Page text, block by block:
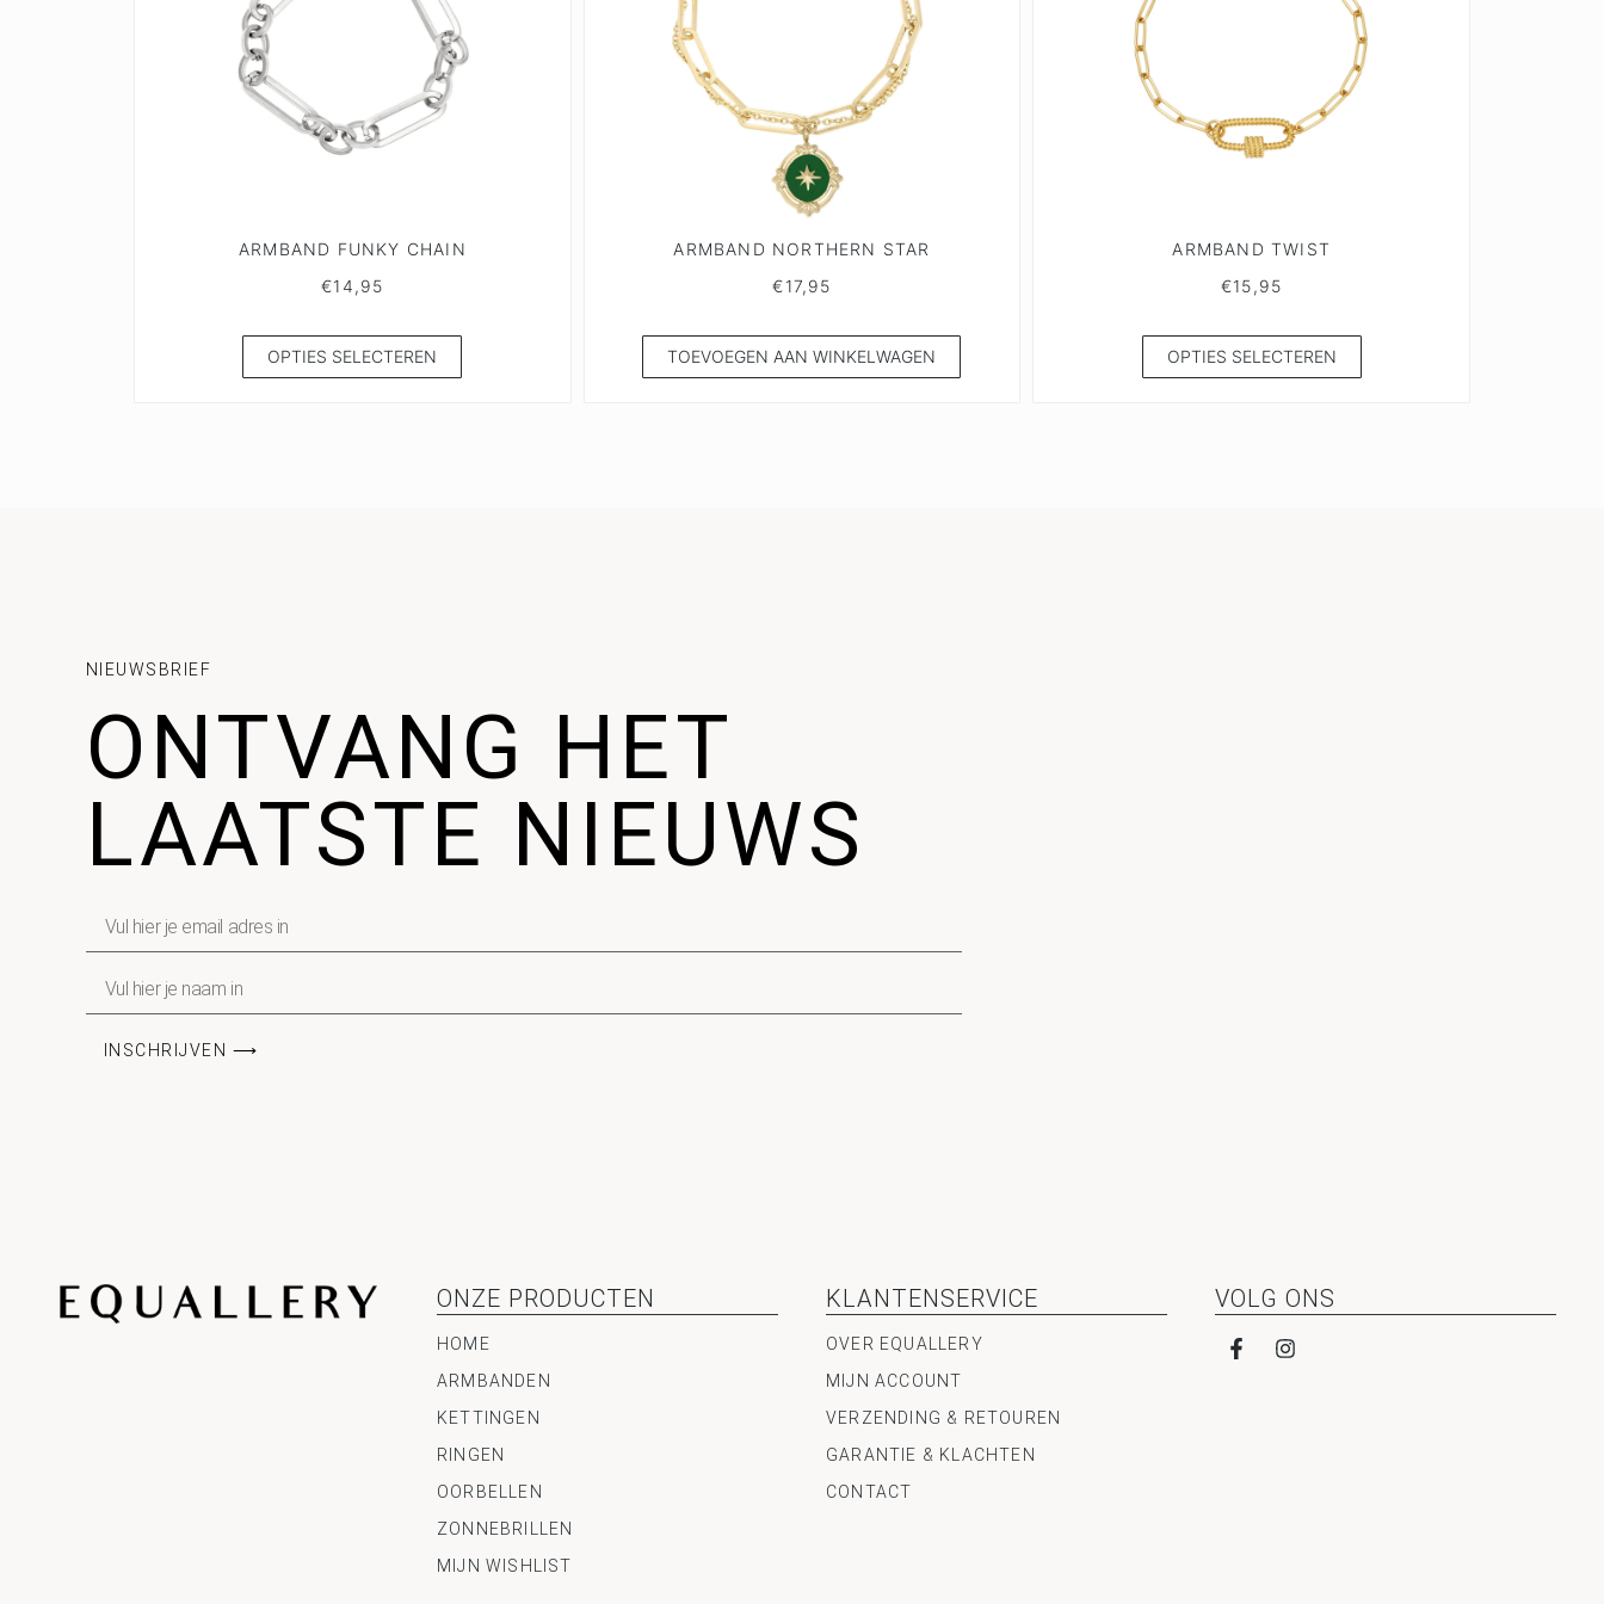
ARMBAND FUNKY CHAIN
€14,95
OPTIES SELECTEREN
ARMBAND NORTHERN STAR
€17,95
TOEVOEGEN AAN WINKELWAGEN
ARMBAND TWIST
€15,95
OPTIES SELECTEREN
NIEUWSBRIEF
ONTVANG HET
LAATSTE NIEUWS
INSCHRIJVEN ⟶
ONZE PRODUCTEN
HOME
ARMBANDEN
KETTINGEN
RINGEN
OORBELLEN
ZONNEBRILLEN
MIJN WISHLIST
KLANTENSERVICE
OVER EQUALLERY
MIJN ACCOUNT
VERZENDING & RETOUREN
GARANTIE & KLACHTEN
CONTACT
VOLG ONS